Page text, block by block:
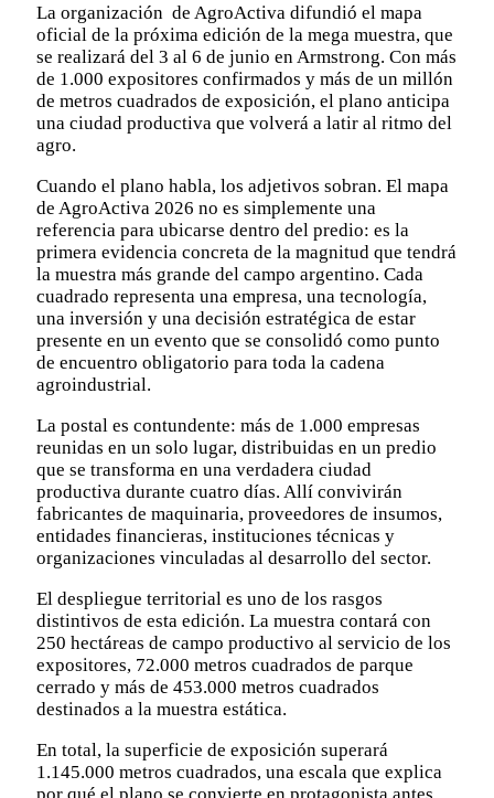
La organización de AgroActiva difundió el mapa
oficial de la próxima edición de la mega muestra, que
se realizará del 3 al 6 de junio en Armstrong. Con más
de 1.000 expositores confirmados y más de un millón
de metros cuadrados de exposición, el plano anticipa
una ciudad productiva que volverá a latir al ritmo del
agro.
Cuando el plano habla, los adjetivos sobran. El mapa
de AgroActiva 2026 no es simplemente una
referencia para ubicarse dentro del predio: es la
primera evidencia concreta de la magnitud que tendrá
la muestra más grande del campo argentino. Cada
cuadrado representa una empresa, una tecnología,
una inversión y una decisión estratégica de estar
presente en un evento que se consolidó como punto
de encuentro obligatorio para toda la cadena
agroindustrial.
La postal es contundente: más de 1.000 empresas
reunidas en un solo lugar, distribuidas en un predio
que se transforma en una verdadera ciudad
productiva durante cuatro días. Allí convivirán
fabricantes de maquinaria, proveedores de insumos,
entidades financieras, instituciones técnicas y
organizaciones vinculadas al desarrollo del sector.
El despliegue territorial es uno de los rasgos
distintivos de esta edición. La muestra contará con
250 hectáreas de campo productivo al servicio de los
expositores, 72.000 metros cuadrados de parque
cerrado y más de 453.000 metros cuadrados
destinados a la muestra estática.
En total, la superficie de exposición superará
1.145.000 metros cuadrados, una escala que explica